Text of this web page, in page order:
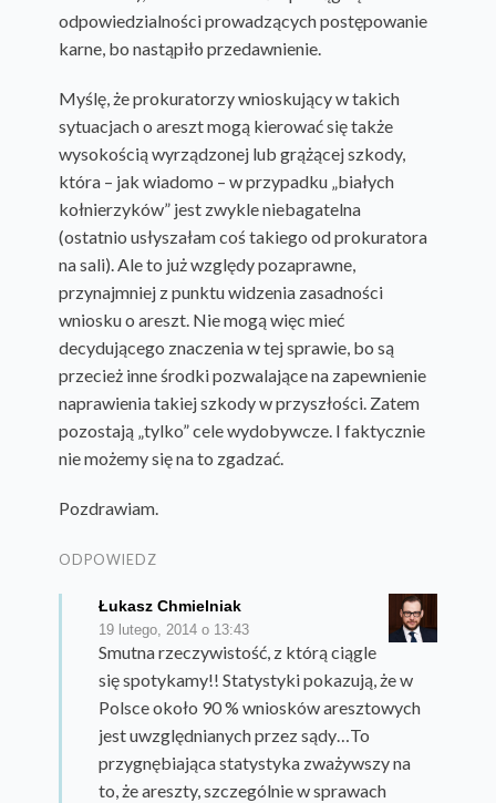
odpowiedzialności prowadzących postępowanie
karne, bo nastąpiło przedawnienie.
Myślę, że prokuratorzy wnioskujący w takich
sytuacjach o areszt mogą kierować się także
wysokością wyrządzonej lub grążącej szkody,
która – jak wiadomo – w przypadku „białych
kołnierzyków” jest zwykle niebagatelna
(ostatnio usłyszałam coś takiego od prokuratora
na sali). Ale to już względy pozaprawne,
przynajmniej z punktu widzenia zasadności
wniosku o areszt. Nie mogą więc mieć
decydującego znaczenia w tej sprawie, bo są
przecież inne środki pozwalające na zapewnienie
naprawienia takiej szkody w przyszłości. Zatem
pozostają „tylko” cele wydobywcze. I faktycznie
nie możemy się na to zgadzać.
Pozdrawiam.
ODPOWIEDZ
Łukasz Chmielniak
19 lutego, 2014 o 13:43
Smutna rzeczywistość, z którą ciągle
się spotykamy!! Statystyki pokazują, że w
Polsce około 90 % wniosków aresztowych
jest uwzględnianych przez sądy…To
przygnębiająca statystyka zważywszy na
to, że areszty, szczególnie w sprawach